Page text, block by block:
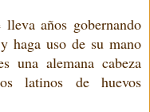
años gobernando
haga uso de su mano
una alemana cabeza
latinos de huevos